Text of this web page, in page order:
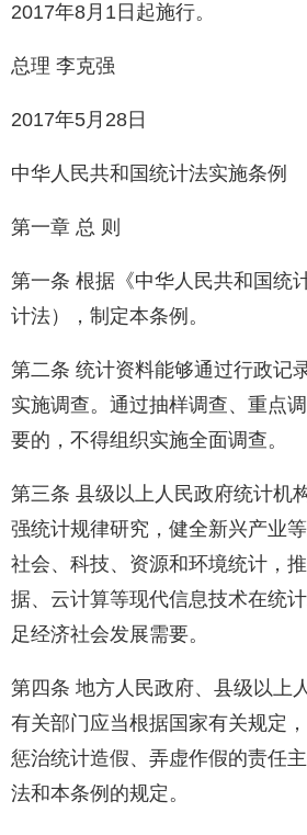
2017年8月1日起施行。
总理 李克强
2017年5月28日
中华人民共和国统计法实施条例
第一章 总 则
第一条 根据《中华人民共和国统
计法），制定本条例。
第二条 统计资料能够通过行政记
实施调查。通过抽样调查、重点
要的，不得组织实施全面调查。
第三条 县级以上人民政府统计机
强统计规律研究，健全新兴产业等
社会、科技、资源和环境统计，
据、云计算等现代信息技术在统
足经济社会发展需要。
第四条 地方人民政府、县级以上
有关部门应当根据国家有关规定
惩治统计造假、弄虚作假的责任
法和本条例的规定。